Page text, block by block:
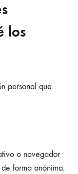
los
personal que
o navegador
forma anónima.